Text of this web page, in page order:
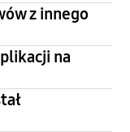
z innego
na